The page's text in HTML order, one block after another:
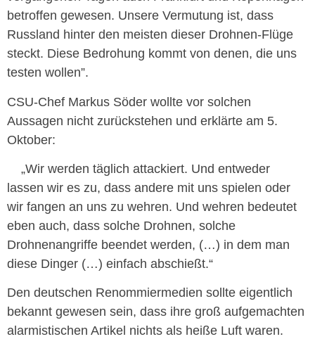
betroffen gewesen. Unsere Vermutung ist, dass
Russland hinter den meisten dieser Drohnen-Flüge
steckt. Diese Bedrohung kommt von denen, die uns
testen wollen”.
CSU-Chef Markus Söder wollte vor solchen
Aussagen nicht zurückstehen und erklärte am 5.
Oktober:
„Wir werden täglich attackiert. Und entweder
lassen wir es zu, dass andere mit uns spielen oder
wir fangen an uns zu wehren. Und wehren bedeutet
eben auch, dass solche Drohnen, solche
Drohnenangriffe beendet werden, (…) in dem man
diese Dinger (…) einfach abschießt.“
Den deutschen Renommiermedien sollte eigentlich
bekannt gewesen sein, dass ihre groß aufgemachten
alarmistischen Artikel nichts als heiße Luft waren.